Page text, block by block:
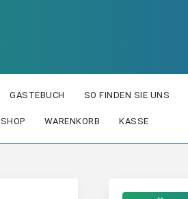
GÄSTEBUCH SO FINDEN SIE UNS
SHOP WARENKORB KASSE